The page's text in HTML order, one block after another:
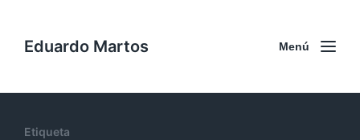
Eduardo Martos Menú
Etiqueta